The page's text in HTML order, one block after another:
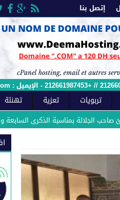
إتصل بنا
تربويات تعزية تهنئة
بمناسبة الذكرى السابعة والعشرين